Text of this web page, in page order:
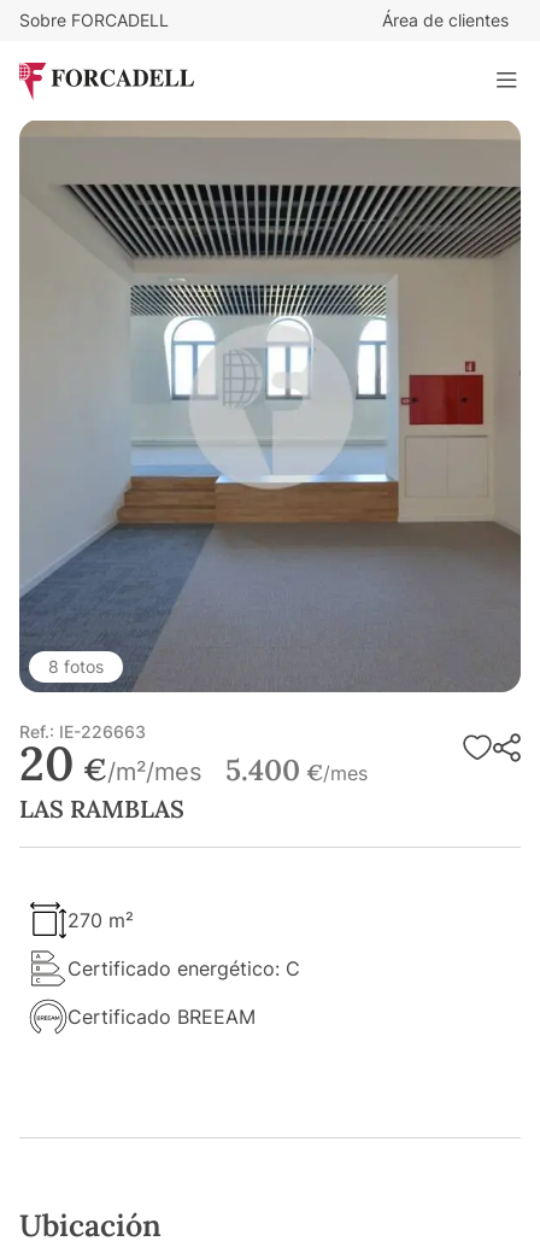
Sobre FORCADELL Área de clientes
LAS RAMBLAS
270 m²
8 fotos
Ref.: IE-226663
20 €/m²/mes 5.400 €/mes
LAS RAMBLAS
270 m²
Certificado energético: C
Certificado BREEAM
Ubicación